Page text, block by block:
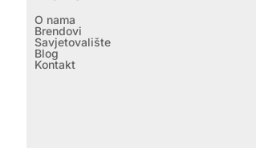
O nama
Brendovi
Savjetovalište
Blog
Kontakt